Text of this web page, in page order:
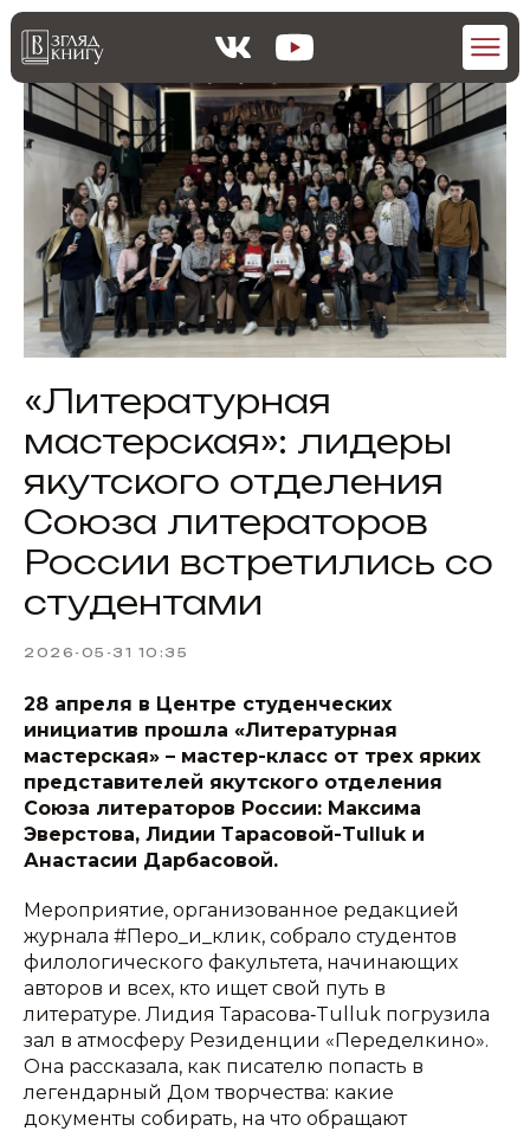
«Литературная
мастерская»: лидеры
якутского отделения
Союза литераторов
России встретились со
студентами
2026-05-31 10:35
28 апреля в Центре студенческих
инициатив прошла «Литературная
мастерская» – мастер-класс от трех ярких
представителей якутского отделения
Союза литераторов России: Максима
Эверстова, Лидии Тарасовой-Tulluk и
Анастасии Дарбасовой.
Мероприятие, организованное редакцией
журнала #Перо_и_клик, собрало студентов
филологического факультета, начинающих
авторов и всех, кто ищет свой путь в
литературе. Лидия Тарасова‑Tulluk погрузила
зал в атмосферу Резиденции «Переделкино».
Она рассказала, как писателю попасть в
легендарный Дом творчества: какие
документы собирать, на что обращают